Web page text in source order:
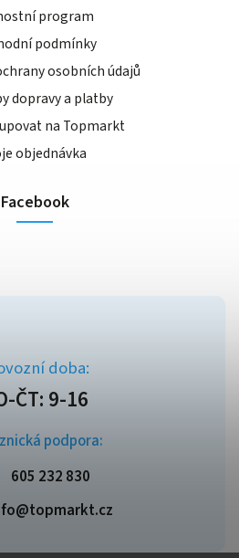
podpora:
605 232 830
program
podmínky
osobních údajů
dopravy a platby
na Topmarkt
objednávka
Facebook